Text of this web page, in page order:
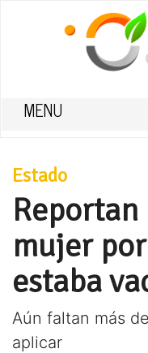
MENU
Estado
mujer
estaba
Aún faltan más
aplicar